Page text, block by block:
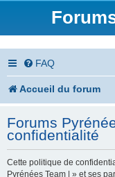
FAQ
Accueil du forum
Forums
confidentialité
Cette politique de
Pyrénées Team | » et ses